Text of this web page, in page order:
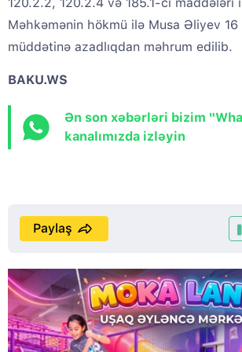
120.2.2, 120.2.4 və 185.1-ci maddələri
Məhkəmənin hökmü ilə Musa Əliyev 16
müddətinə azadlıqdan məhrum edilib.
BAKU.WS
Ən son xəbərləri bizim
kanalımızda izləyin
Paylaş